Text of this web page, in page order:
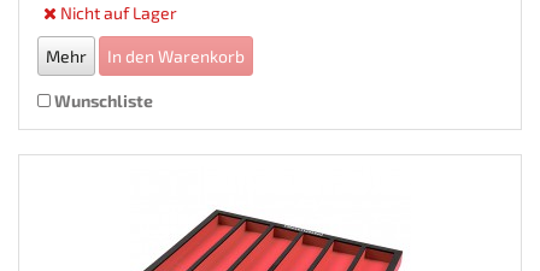
Nicht auf Lager
Mehr In den Warenkorb
Wunschliste